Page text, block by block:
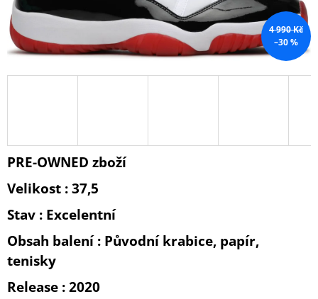
4 990 Kč
–30 %
PRE-OWNED zboží
Velikost : 37,5
Stav : Excelentní
Obsah balení : Původní krabice, papír,
tenisky
Release : 2020
A
J
Í
T
HLEDAT
D
O
P
O
U